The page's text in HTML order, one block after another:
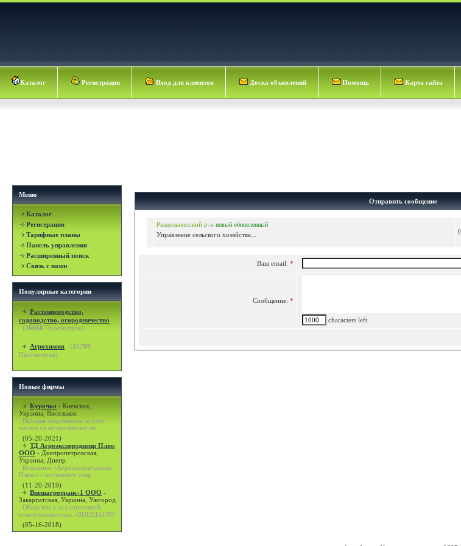
Каталог Регистрация Вход для клиентов Доска объявлений Помощь Карта сайта
Меню
Каталог
Регистрация
Тарифные планы
Панель управления
Расширенный поиск
Связь с нами
Популярные категории
Растениеводство,
садоводство, огородничество
(26068 Просмотров)
Агрохимия (25799
Просмотров)
Новые фирмы
Курочка - Киевская,
Украина, Васильков.
Продаж підрощених курчат
мясної та яєчно-мясної по
(05-20-2021)
ТД Агроэкспертднепр Плюс
ООО - Днепропетровская,
Украина, Днепр.
Компания «Агроэкспертднепр
Плюс» - поставляет совр
(11-20-2019)
Внешагротранс-1 ООО -
Закарпатская, Украина, Ужгород.
Общество с ограниченной
ответственностью «ВНЕШАГРО
(05-16-2018)
Отправить сообщение
Раздельнянский р-н новый обновленный
Управление сельского хозяйства...
Ваш email: *
Сообщение: *
characters left